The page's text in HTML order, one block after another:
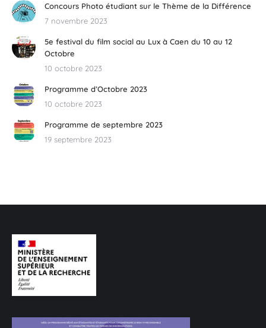
Concours Photo étudiant sur le Thème de la Différence
7 novembre 2023
5e festival du film social au Lux à Caen du 10 au 12
Octobre
10 octobre 2023
Programme d’Octobre 2023
10 octobre 2023
Programme de septembre 2023
19 septembre 2023